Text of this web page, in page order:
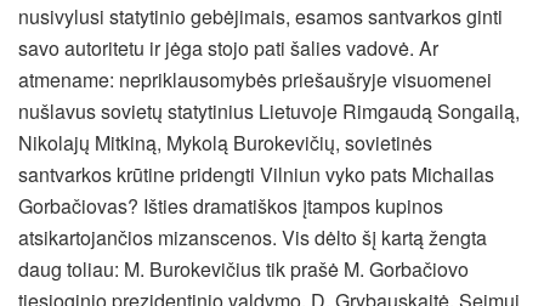
nusivylusi statytinio gebėjimais, esamos santvarkos ginti
savo autoritetu ir jėga stojo pati šalies vadovė. Ar
atmename: nepriklausomybės priešaušryje visuomenei
nušlavus sovietų statytinius Lietuvoje Rimgaudą Songailą,
Nikolajų Mitkiną, Mykolą Burokevičių, sovietinės
santvarkos krūtine pridengti Vilniun vyko pats Michailas
Gorbačiovas? Išties dramatiškos įtampos kupinos
atsikartojančios mizanscenos. Vis dėlto šį kartą žengta
daug toliau: M. Burokevičius tik prašė M. Gorbačiovo
tiesioginio prezidentinio valdymo, D. Grybauskaitė, Seimui